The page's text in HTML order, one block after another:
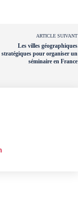
ARTICLE SUIVANT
Les villes géographiques
stratégiques pour organiser un
séminaire en France